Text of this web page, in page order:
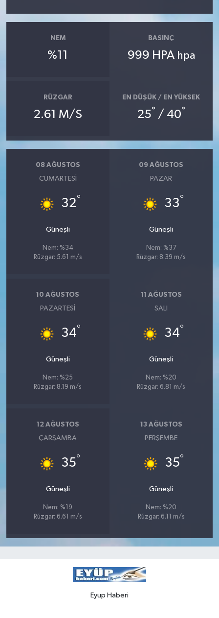
NEM
%11
BASINÇ
999 HPA hpa
RÜZGAR
2.61 M/S
EN DÜŞÜK / EN YÜKSEK
25° / 40°
08 AĞUSTOS
CUMARTESI
32°
Güneşli
Nem: %34
Rüzgar: 5.61 m/s
09 AĞUSTOS
PAZAR
33°
Güneşli
Nem: %37
Rüzgar: 8.39 m/s
10 AĞUSTOS
PAZARTESI
34°
Güneşli
Nem: %25
Rüzgar: 8.19 m/s
11 AĞUSTOS
SALI
34°
Güneşli
Nem: %20
Rüzgar: 6.81 m/s
12 AĞUSTOS
ÇARŞAMBA
35°
Güneşli
Nem: %19
Rüzgar: 6.61 m/s
13 AĞUSTOS
PERŞEMBE
35°
Güneşli
Nem: %20
Rüzgar: 6.11 m/s
Eyup Haberi